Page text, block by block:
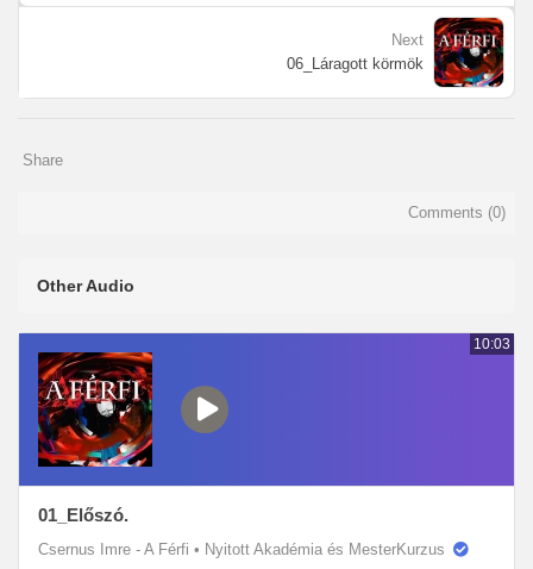
Next
06_Láragott körmök
Share
Comments (0)
Other Audio
10:03
01_Előszó.
Csernus Imre - A Férfi • Nyitott Akadémia és MesterKurzus